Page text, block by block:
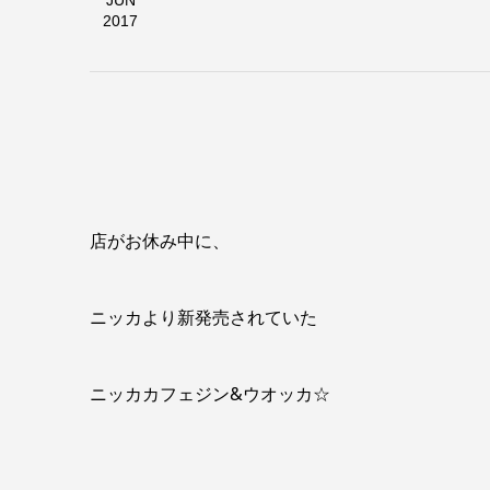
2017
店がお休み中に、
ニッカより新発売されていた
ニッカカフェジン&ウオッカ☆